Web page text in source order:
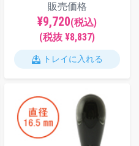
販売価格
¥9,720(税込)
(税抜 ¥8,837)
トレイに入れる